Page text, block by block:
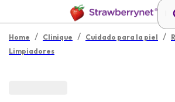
Home / Clinique / Cuidado para la piel /
Limpiadores